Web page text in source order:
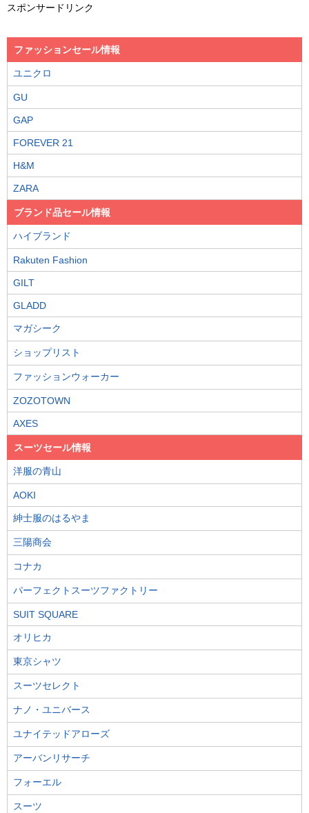
スポンサードリンク
ファッションセール情報
ユニクロ
GU
GAP
FOREVER 21
H&M
ZARA
ブランド品セール情報
ハイブランド
Rakuten Fashion
GILT
GLADD
マガシーク
ショップリスト
ファッションウォーカー
ZOZOTOWN
AXES
スーツセール情報
洋服の青山
AOKI
紳士服のはるやま
三陽商会
コナカ
パーフェクトスーツファクトリー
SUIT SQUARE
オリヒカ
東京シャツ
スーツセレクト
ナノ・ユニバース
ユナイテッドアローズ
アーバンリサーチ
フォーエル
スーツ